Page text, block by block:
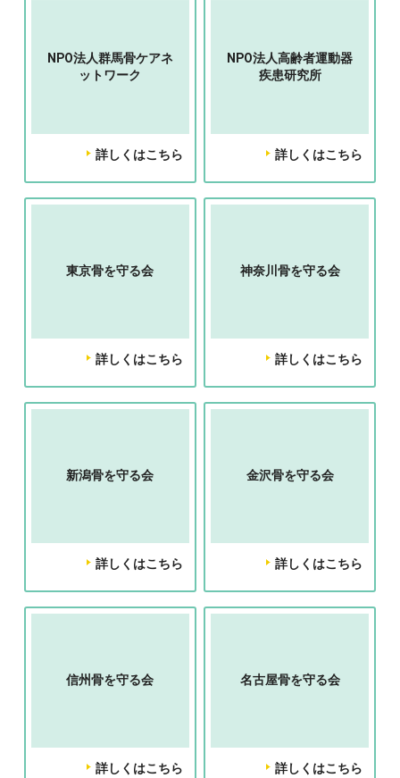
NPO法人群馬骨ケアネ
ットワーク
詳しくはこちら
NPO法人高齢者運動器
疾患研究所
詳しくはこちら
東京骨を守る会
詳しくはこちら
神奈川骨を守る会
詳しくはこちら
新潟骨を守る会
詳しくはこちら
金沢骨を守る会
詳しくはこちら
信州骨を守る会
詳しくはこちら
名古屋骨を守る会
詳しくはこちら